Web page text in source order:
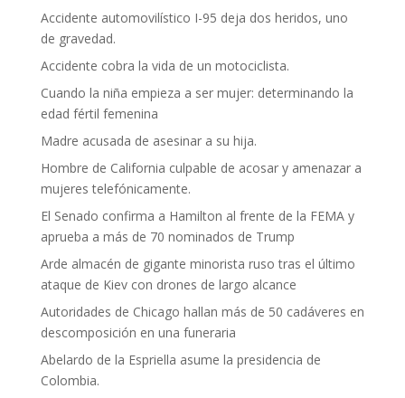
Accidente automovilístico I-95 deja dos heridos, uno
de gravedad.
Accidente cobra la vida de un motociclista.
Cuando la niña empieza a ser mujer: determinando la
edad fértil femenina
Madre acusada de asesinar a su hija.
Hombre de California culpable de acosar y amenazar a
mujeres telefónicamente.
El Senado confirma a Hamilton al frente de la FEMA y
aprueba a más de 70 nominados de Trump
Arde almacén de gigante minorista ruso tras el último
ataque de Kiev con drones de largo alcance
Autoridades de Chicago hallan más de 50 cadáveres en
descomposición en una funeraria
Abelardo de la Espriella asume la presidencia de
Colombia.